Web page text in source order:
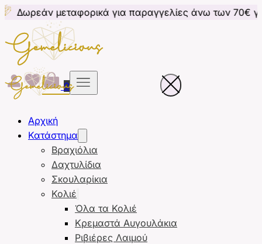
για παραγγελίες άνω των 70€ για Κύπρο
0
Αρχική
Κατάστημα
Βραχιόλια
Δαχτυλίδια
Σκουλαρίκια
Κολιέ
Όλα τα Κολιέ
Κρεμαστά Αυγουλάκια
Ριβιέρες Λαιμού